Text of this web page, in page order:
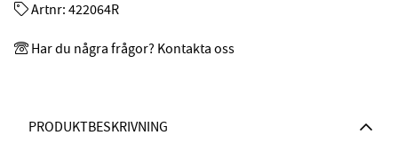
PRODUKTBESKRIVNING
Artnr: 422064R
Har du några frågor? Kontakta oss